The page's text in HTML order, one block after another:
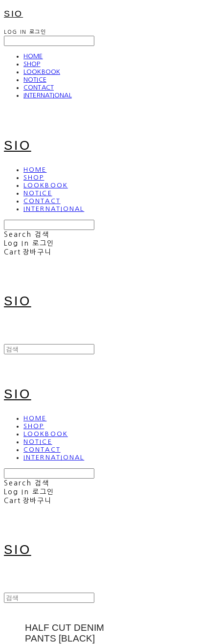
SIO
LOG IN 로그인
HOME
SHOP
LOOKBOOK
NOTICE
CONTACT
INTERNATIONAL
SIO
HOME
SHOP
LOOKBOOK
NOTICE
CONTACT
INTERNATIONAL
Search
검색
Log In
로그인
Cart 장바구니
SIO
SIO
HOME
SHOP
LOOKBOOK
NOTICE
CONTACT
INTERNATIONAL
Search
검색
Log In
로그인
Cart 장바구니
SIO
HALF CUT DENIM
PANTS [BLACK]